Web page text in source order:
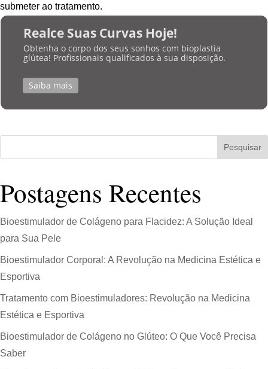
submeter ao tratamento.
Realce Suas Curvas Hoje!
Obtenha o corpo dos seus sonhos com bioplastia
glútea! Profissionais qualificados à sua disposição.
Saiba mais
Pesquisar
Postagens Recentes
Bioestimulador de Colágeno para Flacidez: A Solução Ideal
para Sua Pele
Bioestimulador Corporal: A Revolução na Medicina Estética e
Esportiva
Tratamento com Bioestimuladores: Revolução na Medicina
Estética e Esportiva
Bioestimulador de Colágeno no Glúteo: O Que Você Precisa
Saber